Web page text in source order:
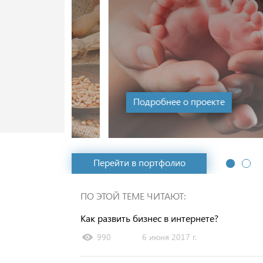
Подробнее о проекте
Перейти в портфолио
ПО ЭТОЙ ТЕМЕ ЧИТАЮТ:
Как развить бизнес в интернете?
990 6 июня 2017 г.